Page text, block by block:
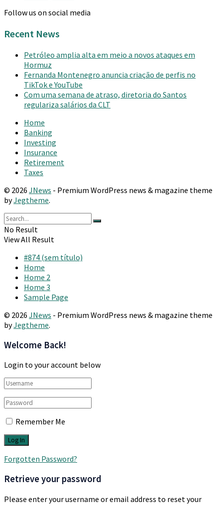
Follow us on social media
Recent News
Petróleo amplia alta em meio a novos ataques em
Hormuz
Fernanda Montenegro anuncia criação de perfis no
TikTok e YouTube
Com uma semana de atraso, diretoria do Santos
regulariza salários da CLT
Home
Banking
Investing
Insurance
Retirement
Taxes
© 2026 JNews - Premium WordPress news & magazine theme
byJegtheme.
No Result
View All Result
#874 (sem título)
Home
Home 2
Home 3
Sample Page
© 2026 JNews - Premium WordPress news & magazine theme
byJegtheme.
Welcome Back!
Login to your account below
Remember Me
Forgotten Password?
Retrieve your password
Please enter your username or email address to reset your